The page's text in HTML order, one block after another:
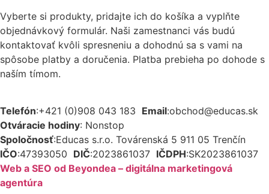
Vyberte si produkty, pridajte ich do košíka a vyplňte
objednávkový formulár. Naši zamestnanci vás budú
kontaktovať kvôli spresneniu a dohodnú sa s vami na
spôsobe platby a doručenia. Platba prebieha po dohode s
naším tímom.
Telefón:+421 (0)908 043 183 Email:obchod@educas.sk
Otváracie hodiny: Nonstop
Spoločnosť:Educas s.r.o. Továrenská 5 911 05 Trenčín
IČO:47393050 DIČ:2023861037 IČDPH:SK2023861037
Web a SEO od Beyondea – digitálna marketingová
agentúra